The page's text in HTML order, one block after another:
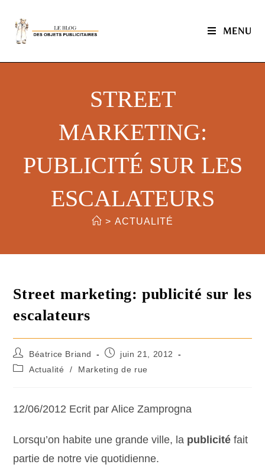
MENU
STREET
MARKETING:
PUBLICITÉ SUR LES
ESCALATEURS
> ACTUALITÉ
Street marketing: publicité sur les
escalateurs
Béatrice Briand
juin 21, 2012
Actualité
/ Marketing de rue
12/06/2012 Ecrit par Alice Zamprogna
Lorsqu’on habite une grande ville, la publicitéfait
partie de notre vie quotidienne.